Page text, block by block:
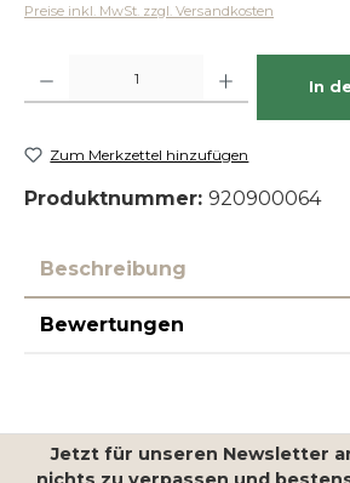
Preise inkl. MwSt. zzgl. Versandkosten
In
Zum Merkzettel hinzufügen
Produktnummer: 920900064
Beschreibung
Bewertungen
Jetzt für unseren Newsletter